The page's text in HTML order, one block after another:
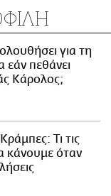
για τη
εάν πεθάνει
Κάρολος;
Τι τις
κάνουμε όταν